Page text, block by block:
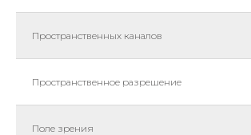
Пространственных каналов
Пространственное разрешение
Поле зрения